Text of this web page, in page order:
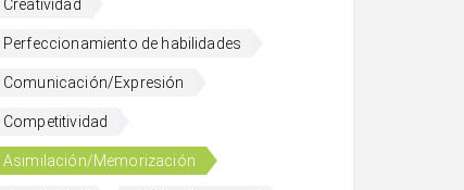
Creatividad
Perfeccionamiento de habilidades
Comunicación/Expresión
Competitividad
Asimilación/Memorización